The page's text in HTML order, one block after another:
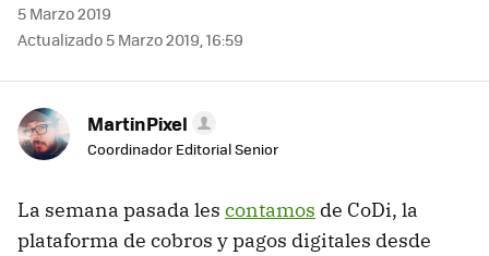
5 Marzo 2019
Actualizado 5 Marzo 2019, 16:59
MartinPixel
Coordinador Editorial Senior
La semana pasada les contamos de CoDi, la
plataforma de cobros y pagos digitales desde